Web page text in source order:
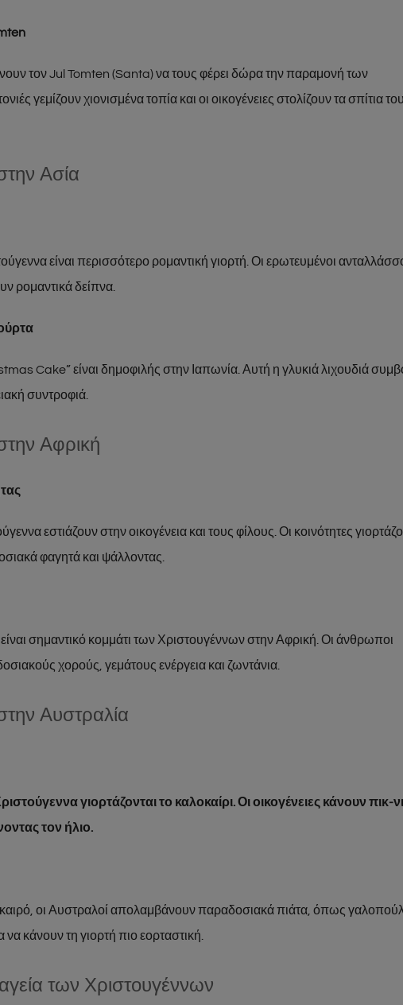
τον Jul Tomten (Santa) να τους φέρει δώρα την παραμονή των
γεμίζουν χιονισμένα τοπία και οι οικογένειες στολίζουν τα σπίτια
Ασία
είναι περισσότερο ρομαντική γιορτή. Οι ερωτευμένοι
ρομαντικά δείπνα.
Cake” είναι δημοφιλής στην Ιαπωνία. Αυτή η γλυκιά λιχουδιά
συντροφιά.
Αφρική
εστιάζουν στην οικογένεια και τους φίλους. Οι κοινότητες
φαγητά και ψάλλοντας.
σημαντικό κομμάτι των Χριστουγέννων στην Αφρική. Οι άνθρωποι
χορούς, γεμάτους ενέργεια και ζωντάνια.
Αυστραλία
γιορτάζονται το καλοκαίρι. Οι οικογένειες κάνουν πικ-
τον ήλιο.
οι Αυστραλοί απολαμβάνουν παραδοσιακά πιάτα, όπως
να κάνουν τη γιορτή πιο εορταστική.
των Χριστουγέννων